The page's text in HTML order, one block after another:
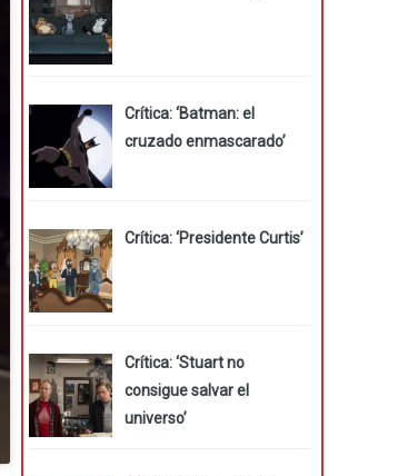
Crítica: ‘Batman: el
cruzado enmascarado’
Crítica: ‘Presidente Curtis’
Crítica: ‘Stuart no
consigue salvar el
universo’